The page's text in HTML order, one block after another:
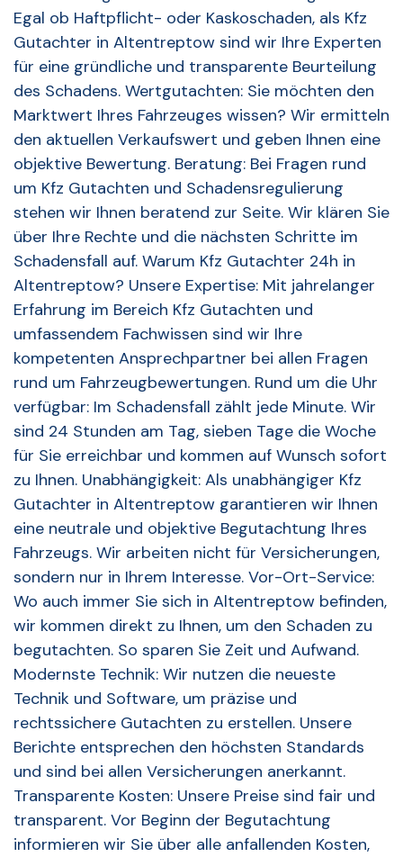
Egal ob Haftpflicht- oder Kaskoschaden, als Kfz
Gutachter in Altentreptow sind wir Ihre Experten
für eine gründliche und transparente Beurteilung
des Schadens. Wertgutachten: Sie möchten den
Marktwert Ihres Fahrzeuges wissen? Wir ermitteln
den aktuellen Verkaufswert und geben Ihnen eine
objektive Bewertung. Beratung: Bei Fragen rund
um Kfz Gutachten und Schadensregulierung
stehen wir Ihnen beratend zur Seite. Wir klären Sie
über Ihre Rechte und die nächsten Schritte im
Schadensfall auf. Warum Kfz Gutachter 24h in
Altentreptow? Unsere Expertise: Mit jahrelanger
Erfahrung im Bereich Kfz Gutachten und
umfassendem Fachwissen sind wir Ihre
kompetenten Ansprechpartner bei allen Fragen
rund um Fahrzeugbewertungen. Rund um die Uhr
verfügbar: Im Schadensfall zählt jede Minute. Wir
sind 24 Stunden am Tag, sieben Tage die Woche
für Sie erreichbar und kommen auf Wunsch sofort
zu Ihnen. Unabhängigkeit: Als unabhängiger Kfz
Gutachter in Altentreptow garantieren wir Ihnen
eine neutrale und objektive Begutachtung Ihres
Fahrzeugs. Wir arbeiten nicht für Versicherungen,
sondern nur in Ihrem Interesse. Vor-Ort-Service:
Wo auch immer Sie sich in Altentreptow befinden,
wir kommen direkt zu Ihnen, um den Schaden zu
begutachten. So sparen Sie Zeit und Aufwand.
Modernste Technik: Wir nutzen die neueste
Technik und Software, um präzise und
rechtssichere Gutachten zu erstellen. Unsere
Berichte entsprechen den höchsten Standards
und sind bei allen Versicherungen anerkannt.
Transparente Kosten: Unsere Preise sind fair und
transparent. Vor Beginn der Begutachtung
informieren wir Sie über alle anfallenden Kosten,